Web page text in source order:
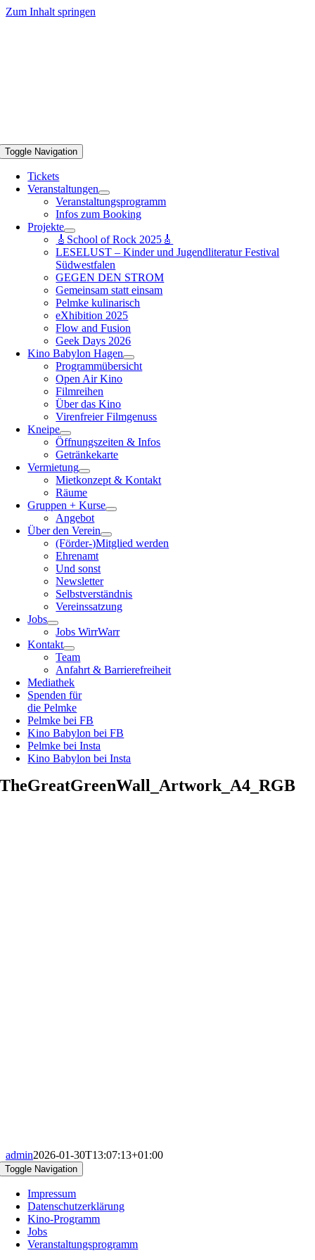
Zum Inhalt springen
Toggle Navigation
Tickets
Veranstaltungen
Veranstaltungsprogramm
Infos zum Booking
Projekte
🎸School of Rock 2025🎸
LESELUST – Kinder und Jugendliteratur Festival
Südwestfalen
GEGEN DEN STROM
Gemeinsam statt einsam
Pelmke kulinarisch
eXhibition 2025
Flow and Fusion
Geek Days 2026
Kino Babylon Hagen
Programmübersicht
Open Air Kino
Filmreihen
Über das Kino
Virenfreier Filmgenuss
Kneipe
Öffnungszeiten & Infos
Getränkekarte
Vermietung
Mietkonzept & Kontakt
Räume
Gruppen + Kurse
Angebot
Über den Verein
(Förder-)Mitglied werden
Ehrenamt
Und sonst
Newsletter
Selbstverständnis
Vereinssatzung
Jobs
Jobs WirrWarr
Kontakt
Team
Anfahrt & Barrierefreiheit
Mediathek
Spenden für
die Pelmke
Pelmke bei FB
Kino Babylon bei FB
Pelmke bei Insta
Kino Babylon bei Insta
TheGreatGreenWall_Artwork_A4_RGB
admin2026-01-30T13:07:13+01:00
Toggle Navigation
Impressum
Datenschutzerklärung
Kino-Programm
Jobs
Veranstaltungsprogramm